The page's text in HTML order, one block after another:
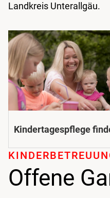
Landkreis Unterallgäu.
Kindertagespflege
Offene